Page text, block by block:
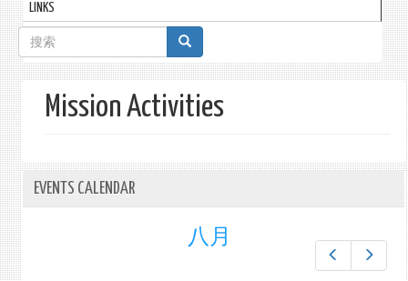
LINKS
搜
索
表
单
Mission Activities
EVENTS CALENDAR
八月